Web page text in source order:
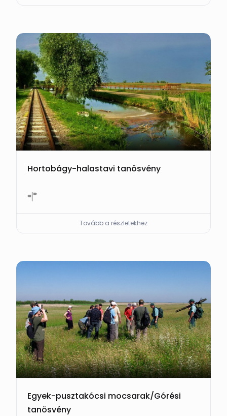
Hortobágy-halastavi tanösvény
Tovább a részletekhez
Egyek-pusztakócsi mocsarak/Górési
tanösvény